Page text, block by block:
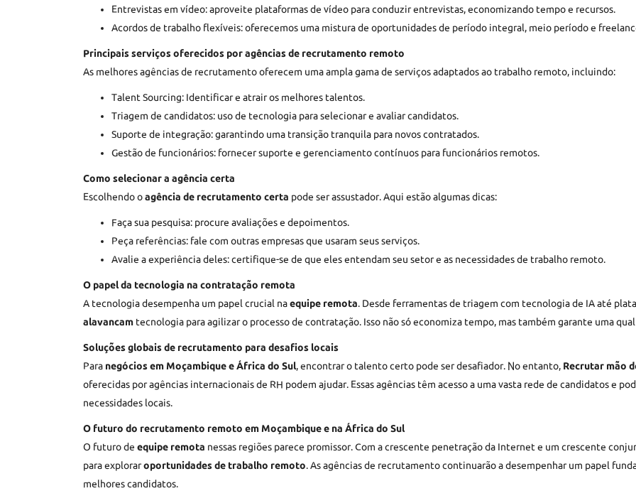
Entrevistas em vídeo: aproveite plataformas de vídeo para conduzir entrevistas, economizando tempo e recursos.
Acordos de trabalho flexíveis: oferecemos uma mistura de oportunidades de período integral, meio período e
Principais serviços oferecidos por agências de recrutamento remoto
As melhores agências de recrutamento oferecem uma ampla gama de serviços adaptados ao trabalho remoto, incluindo:
Talent Sourcing: Identificar e atrair os melhores talentos.
Triagem de candidatos: uso de tecnologia para selecionar e avaliar candidatos.
Suporte de integração: garantindo uma transição tranquila para novos contratados.
Gestão de funcionários: fornecer suporte e gerenciamento contínuos para funcionários remotos.
Como selecionar a agência certa
Escolhendo oagência de recrutamento certa pode ser assustador. Aqui estão algumas dicas:
Faça sua pesquisa: procure avaliações e depoimentos.
Peça referências: fale com outras empresas que usaram seus serviços.
Avalie a experiência deles: certifique-se de que eles entendam seu setor e as necessidades de trabalho remoto.
O papel da tecnologia na contratação remota
A tecnologia desempenha um papel crucial naequipe remota. Desde ferramentas de triagem com tecnologia de IA até
alavancam tecnologia para agilizar o processo de contratação. Isso não só economiza tempo, mas também garante uma
Soluções globais de recrutamento para desafios locais
Para negócios em Moçambique e África do Sul, encontrar o talento certo pode ser desafiador. No entanto, Recrutar mão
oferecidas por agências internacionais de RH podem ajudar. Essas agências têm acesso a uma vasta rede de candidatos e
necessidades locais.
O futuro do recrutamento remoto em Moçambique e na África do Sul
O futuro de equipe remota nessas regiões parece promissor. Com a crescente penetração da Internet e um crescente
para exploraroportunidades de trabalho remoto. As agências de recrutamento continuarão a desempenhar um papel
melhores candidatos.